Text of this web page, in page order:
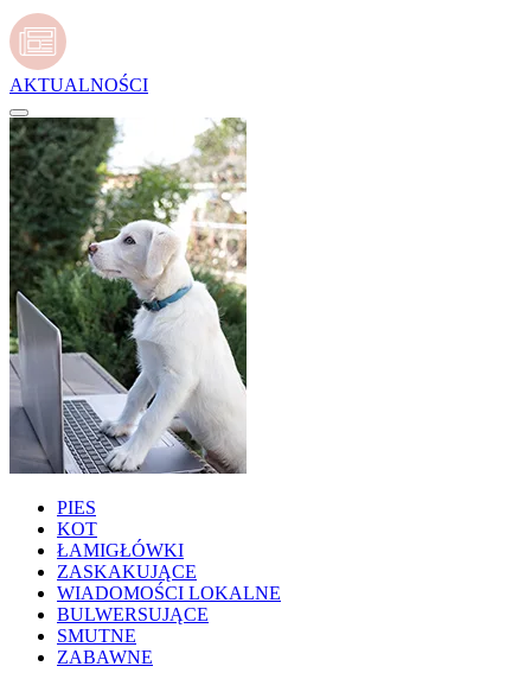
AKTUALNOŚCI
PIES
KOT
ŁAMIGŁÓWKI
ZASKAKUJĄCE
WIADOMOŚCI LOKALNE
BULWERSUJĄCE
SMUTNE
ZABAWNE